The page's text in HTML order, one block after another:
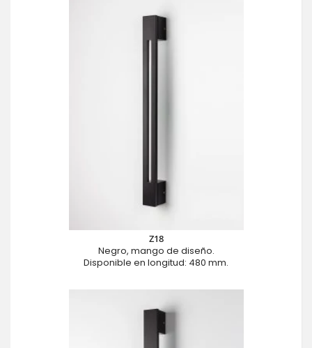
Z18
Negro, mango de diseño.
Disponible en longitud: 480 mm.